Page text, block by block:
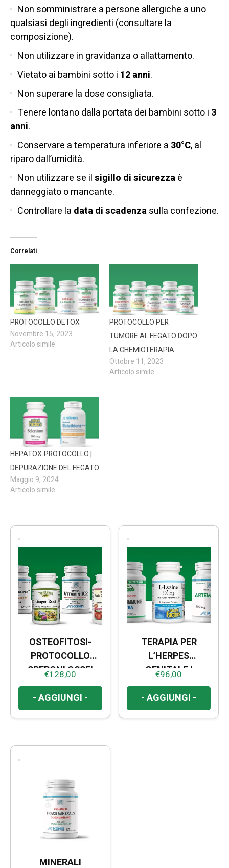
Non somministrare a persone allergiche a uno
qualsiasi degli ingredienti (consultare la
composizione).
Non utilizzare in gravidanza o allattamento.
Vietato ai bambini sotto i 12 anni.
Non superare la dose consigliata.
Tenere lontano dalla portata dei bambini sotto i 3
anni.
Conservare a temperatura inferiore a 30°C, al
riparo dall’umidità.
Non utilizzare se ilsigillo di sicurezzaè
danneggiato o mancante.
Controllare la data di scadenzasulla confezione.
Correlati
PROTOCOLLO DETOX
Novembre 15, 2023
Articolo simile
PROTOCOLLO PER
TUMORE AL FEGATO DOPO
LA CHEMIOTERAPIA
Ottobre 11, 2023
Articolo simile
HEPATOX-PROTOCOLLO |
DEPURAZIONE DEL FEGATO
Maggio 9, 2024
Articolo simile
OSTEOFITOSI-
PROTOCOLLO
SPERONI OSSEI
€128,00
- AGGIUNGI -
TERAPIA PER
L’HERPES
GENITALE |
BENESSERE DELLE
MUCOSE
€96,00
- AGGIUNGI -
MINERALI